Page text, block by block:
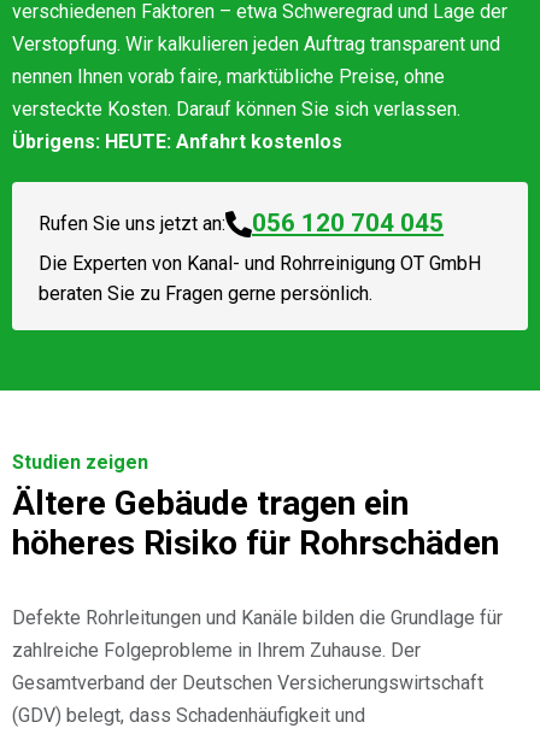
verschiedenen Faktoren – etwa Schweregrad und Lage der
Verstopfung. Wir kalkulieren jeden Auftrag transparent und
nennen Ihnen vorab faire, marktübliche Preise, ohne
versteckte Kosten. Darauf können Sie sich verlassen.
Übrigens: HEUTE: Anfahrt kostenlos
Rufen Sie uns jetzt an: 056 120 704 045
Die Experten von Kanal- und Rohrreinigung OT GmbH
beraten Sie zu Fragen gerne persönlich.
Studien zeigen
Ältere Gebäude tragen ein
höheres Risiko für Rohrschäden
Defekte Rohrleitungen und Kanäle bilden die Grundlage für
zahlreiche Folgeprobleme in Ihrem Zuhause. Der
Gesamtverband der Deutschen Versicherungswirtschaft
(GDV) belegt, dass Schadenhäufigkeit und